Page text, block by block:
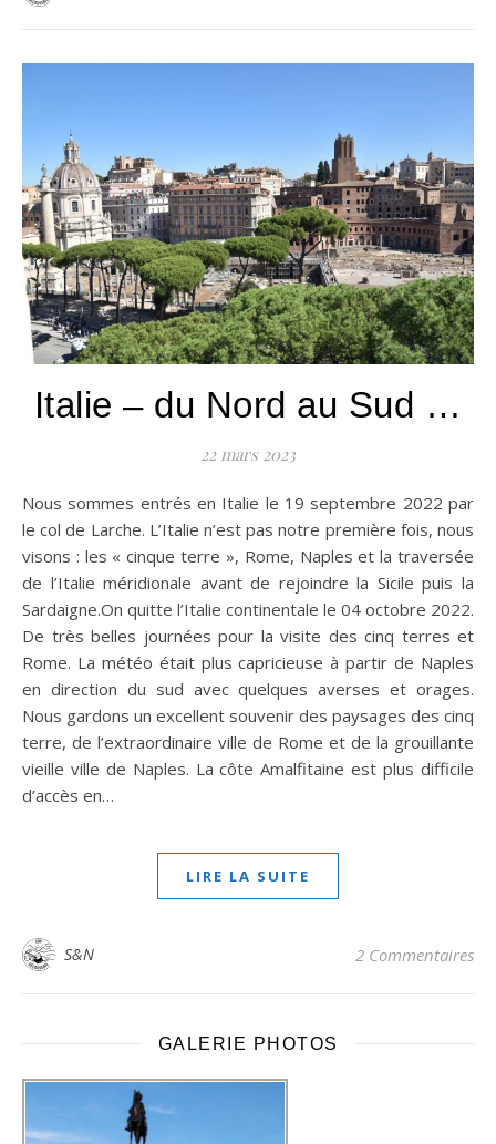
Italie – du Nord au Sud …
22 mars 2023
Nous sommes entrés en Italie le 19 septembre 2022 par
le col de Larche. L’Italie n’est pas notre première fois, nous
visons : les « cinque terre », Rome, Naples et la traversée
de l’Italie méridionale avant de rejoindre la Sicile puis la
Sardaigne.On quitte l’Italie continentale le 04 octobre 2022.
De très belles journées pour la visite des cinq terres et
Rome. La météo était plus capricieuse à partir de Naples
en direction du sud avec quelques averses et orages.
Nous gardons un excellent souvenir des paysages des cinq
terre, de l’extraordinaire ville de Rome et de la grouillante
vieille ville de Naples. La côte Amalfitaine est plus difficile
d’accès en…
LIRE LA SUITE
S&N 2 Commentaires
GALERIE PHOTOS